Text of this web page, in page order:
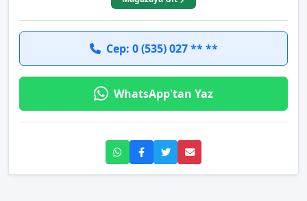
Cep: 0 (535) 027 ** **
WhatsApp'tan Yaz